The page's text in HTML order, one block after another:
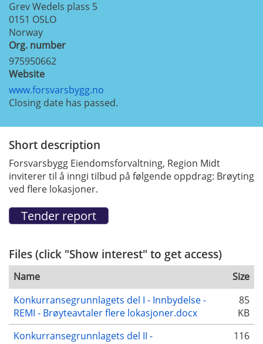
Grev Wedels plass 5
0151 OSLO
Norway
Org. number
975950662
Website
www.forsvarsbygg.no
Closing date has passed.
Short description
Forsvarsbygg Eiendomsforvaltning, Region Midt
inviterer til å inngi tilbud på følgende oppdrag: Brøyting
ved flere lokasjoner.
Files (click "Show interest" to get access)
Name
Size
Konkurransegrunnlagets del I - Innbydelse -
REMI - Brøyteavtaler flere lokasjoner.docx
85
KB
Konkurransegrunnlagets del II -
116